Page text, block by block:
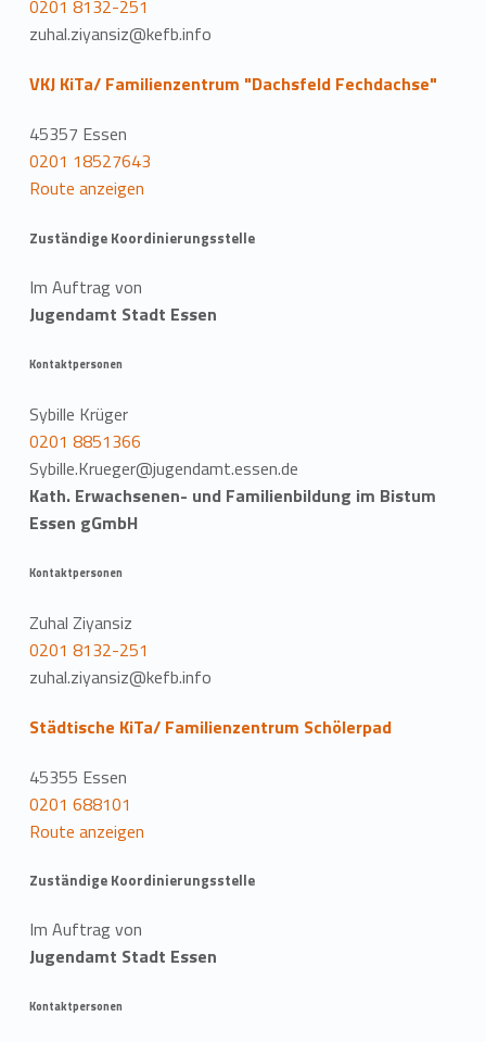
0201 8132-251
zuhal.ziyansiz@kefb.info
VKJ KiTa/ Familienzentrum "Dachsfeld Fechdachse"
45357 Essen
0201 18527643
Route anzeigen
Zuständige Koordinierungsstelle
Im Auftrag von
Jugendamt Stadt Essen
Kontaktpersonen
Sybille Krüger
0201 8851366
Sybille.Krueger@jugendamt.essen.de
Kath. Erwachsenen- und Familienbildung im Bistum
Essen gGmbH
Kontaktpersonen
Zuhal Ziyansiz
0201 8132-251
zuhal.ziyansiz@kefb.info
Städtische KiTa/ Familienzentrum Schölerpad
45355 Essen
0201 688101
Route anzeigen
Zuständige Koordinierungsstelle
Im Auftrag von
Jugendamt Stadt Essen
Kontaktpersonen